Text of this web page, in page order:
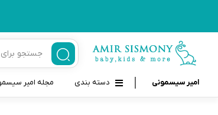
امیر سیسمونی دسته بندی مجله امیر